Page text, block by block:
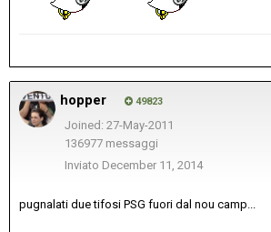
hopper 49823
Joined: 27-May-2011
136977 messaggi
Inviato December 11, 2014
pugnalati due tifosi PSG fuori dal nou camp...